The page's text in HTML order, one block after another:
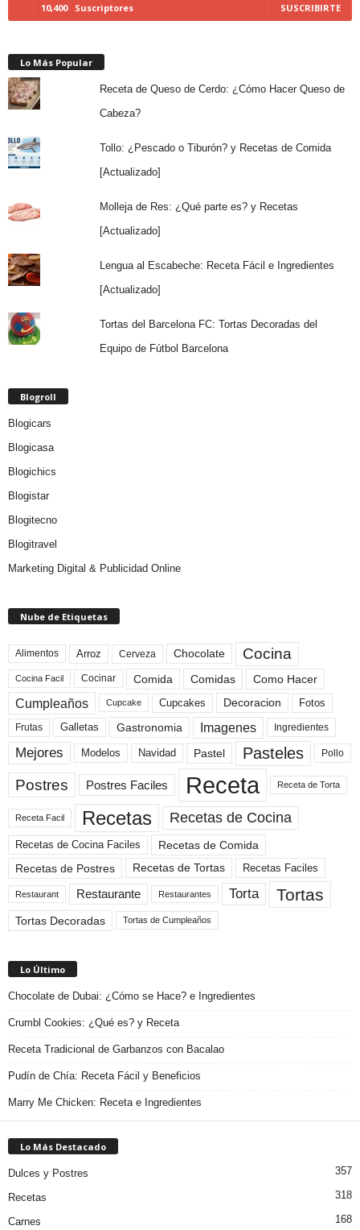
10,400 Suscriptores SUSCRIBIRTE
Lo Más Popular
Receta de Queso de Cerdo: ¿Cómo Hacer Queso de
Cabeza?
Tollo: ¿Pescado o Tiburón? y Recetas de Comida
[Actualizado]
Molleja de Res: ¿Qué parte es? y Recetas
[Actualizado]
Lengua al Escabeche: Receta Fácil e Ingredientes
[Actualizado]
Tortas del Barcelona FC: Tortas Decoradas del
Equipo de Fútbol Barcelona
Blogroll
Blogicars
Blogicasa
Blogichics
Blogistar
Blogitecno
Blogitravel
Marketing Digital & Publicidad Online
Nube de Etiquetas
Alimentos Arroz Cerveza Chocolate Cocina
Cocina Facil Cocinar Comida Comidas Como Hacer
Cumpleaños Cupcake Cupcakes Decoracion Fotos
Frutas Galletas Gastronomia Imagenes Ingredientes
Mejores Modelos Navidad Pastel Pasteles Pollo
Postres Postres Faciles Receta Receta de Torta
Receta Facil Recetas Recetas de Cocina
Recetas de Cocina Faciles
Recetas de Comida
Recetas de Postres
Recetas de Tortas Recetas Faciles
Restaurant Restaurante Restaurantes Torta Tortas
Tortas Decoradas Tortas de Cumpleaños
Lo Último
Chocolate de Dubai: ¿Cómo se Hace? e Ingredientes
Crumbl Cookies: ¿Qué es? y Receta
Receta Tradicional de Garbanzos con Bacalao
Pudín de Chía: Receta Fácil y Beneficios
Marry Me Chicken: Receta e Ingredientes
Lo Más Destacado
Dulces y Postres 357
Recetas 318
Carnes 168